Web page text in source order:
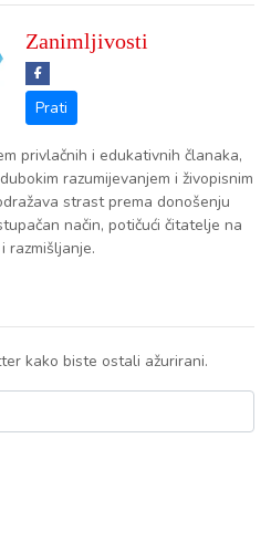
Zanimljivosti
privlačnih i edukativnih članaka,
razumijevanjem i živopisnim
strast prema donošenju
način, potičući čitatelje na
razmišljanje.
kako biste ostali ažurirani.